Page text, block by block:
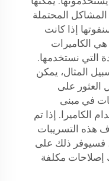
المحتملة
إذا كانت
هي الكاميرات
التي نستخدمها.
المثال، يمكن
العثور على
في مبنى
الكاميرا. إذا تم
هذه التسريبات
فسيوفر ذلك على
إصلاحات مكلفة